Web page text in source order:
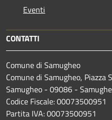
Eventi
CONTATTI
Comune di Samugheo
Comune di Samugheo, Piazza
Samugheo - 09086 -
Codice Fiscale: 00073500951
Partita IVA: 00073500951